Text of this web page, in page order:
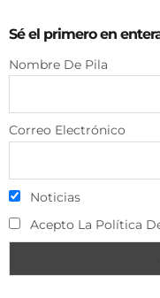
Sé el primero en
Nombre De Pila
Correo Electrónico
Noticias
Acepto La Política